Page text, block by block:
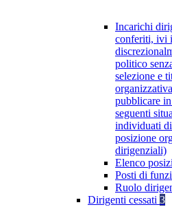
Incarichi
conferiti, ivi
politico
selezione e
pubblicare
seguenti
individuati
posizione
dirigenziali)
Elenco
Posti di
Ruolo
Dirigenti cessati 3